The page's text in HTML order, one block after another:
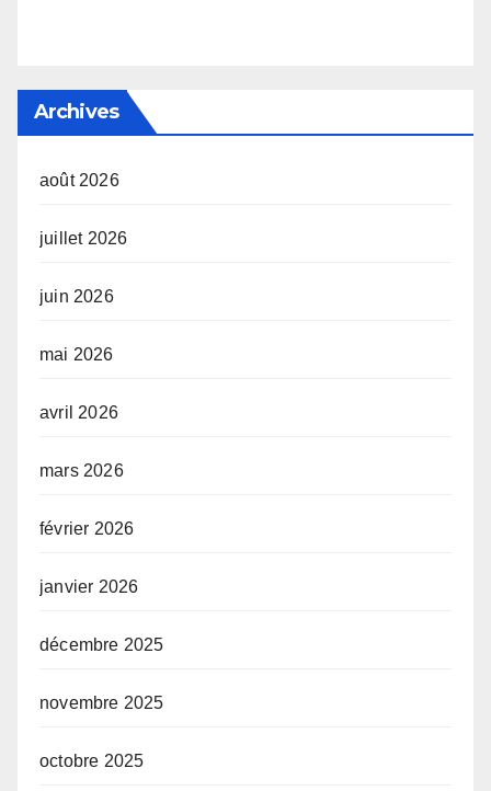
Archives
août 2026
juillet 2026
juin 2026
mai 2026
avril 2026
mars 2026
février 2026
janvier 2026
décembre 2025
novembre 2025
octobre 2025